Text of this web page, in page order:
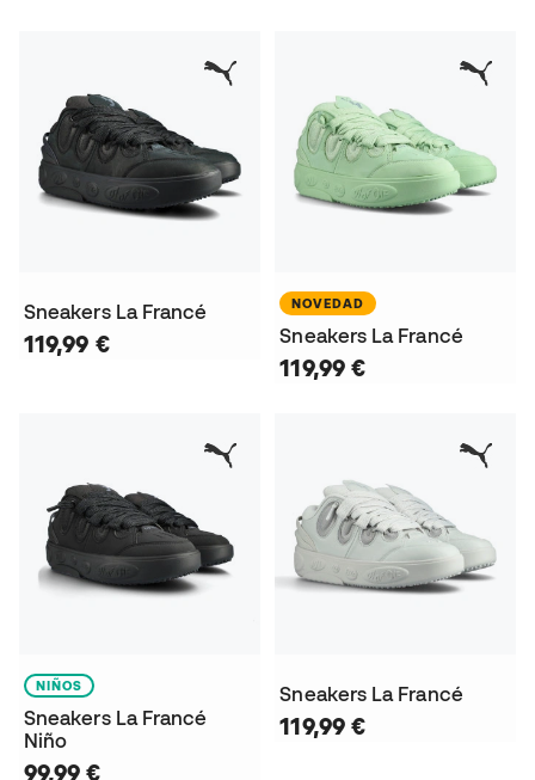
Sneakers La Francé
119,99 €
NOVEDAD
Sneakers La Francé
119,99 €
NIÑOS
Sneakers La Francé
Niño
99,99 €
Sneakers La Francé
119,99 €